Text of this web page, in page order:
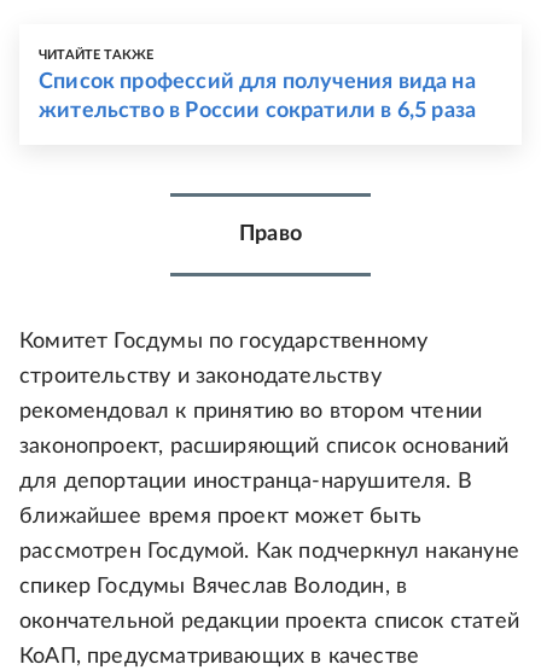
ЧИТАЙТЕ ТАКЖЕ
Список профессий для получения вида на
жительство в России сократили в 6,5 раза
Право
Комитет Госдумы по государственному
строительству и законодательству
рекомендовал к принятию во втором чтении
законопроект, расширяющий список оснований
для депортации иностранца-нарушителя. В
ближайшее время проект может быть
рассмотрен Госдумой. Как подчеркнул накануне
спикер Госдумы Вячеслав Володин, в
окончательной редакции проекта список статей
КоАП, предусматривающих в качестве